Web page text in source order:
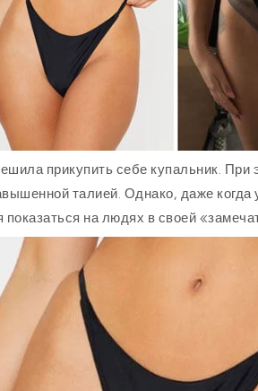
прикупить себе купальник.
талией. Однако, даже
на людях в своей